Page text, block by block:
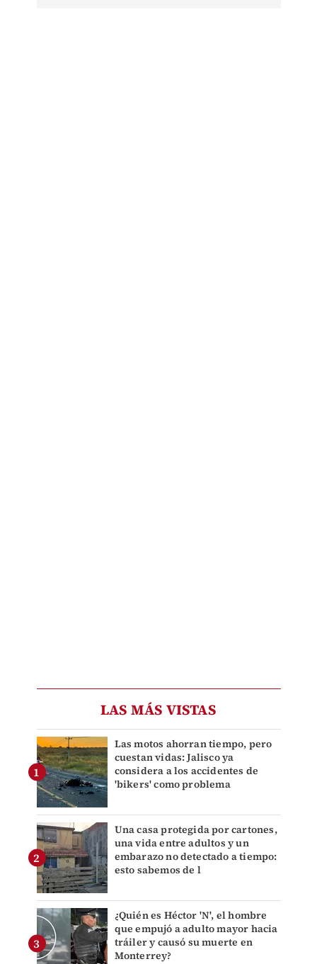
LAS MÁS VISTAS
Las motos ahorran tiempo, pero
cuestan vidas: Jalisco ya
considera a los accidentes de
'bikers' como problema
Una casa protegida por cartones,
una vida entre adultos y un
embarazo no detectado a tiempo:
esto sabemos de l
¿Quién es Héctor 'N', el hombre
que empujó a adulto mayor hacia
tráiler y causó su muerte en
Monterrey?